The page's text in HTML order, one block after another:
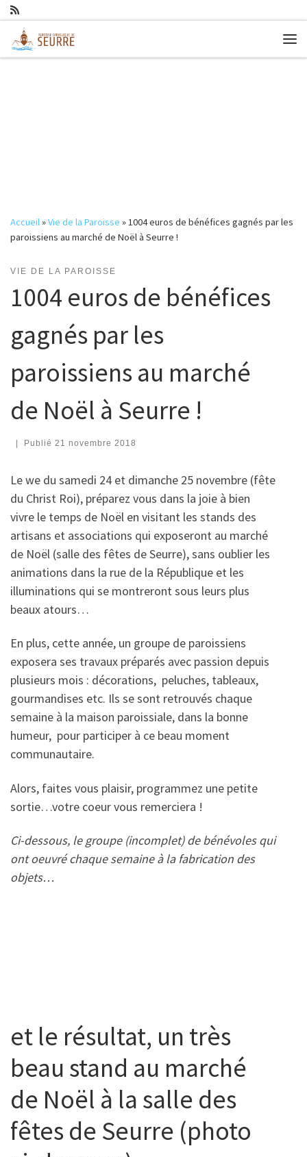
Passer au contenu
Accueil»Vie de la Paroisse »1004 euros de bénéfices gagnés par les
paroissiens au marché de Noël à Seurre !
VIE DE LA PAROISSE
1004 euros de bénéfices
gagnés par les
paroissiens au marché
de Noël à Seurre !
| Publié 21 novembre 2018
Le we du samedi 24 et dimanche 25 novembre (fête
du Christ Roi), préparez vous dans la joie à bien
vivre le temps de Noël en visitant les stands des
artisans et associations qui exposeront au marché
de Noël (salle des fêtes de Seurre), sans oublier les
animations dans la rue de la République et les
illuminations qui se montreront sous leurs plus
beaux atours…
En plus, cette année, un groupe de paroissiens
exposera ses travaux préparés avec passion depuis
plusieurs mois : décorations, peluches, tableaux,
gourmandises etc. Ils se sont retrouvés chaque
semaine à la maison paroissiale, dans la bonne
humeur, pour participer à ce beau moment
communautaire.
Alors, faites vous plaisir, programmez une petite
sortie…votre coeur vous remerciera !
Ci-dessous, le groupe (incomplet) de bénévoles qui
ont oeuvré chaque semaine à la fabrication des
objets…
et le résultat, un très
beau stand au marché
de Noël à la salle des
fêtes de Seurre (photo